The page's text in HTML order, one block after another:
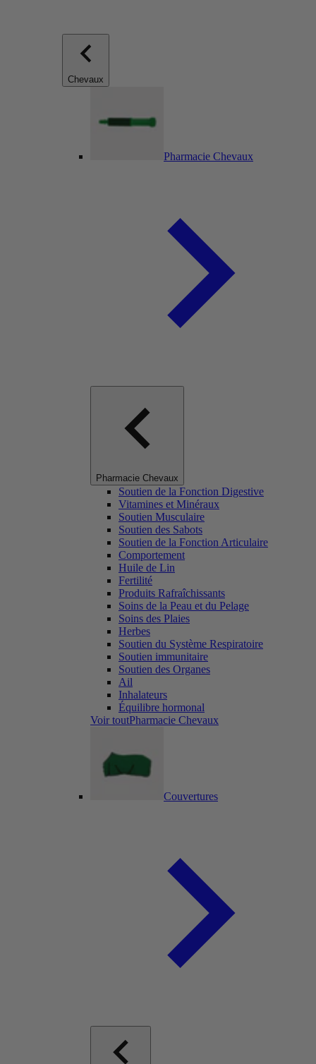
Chevaux
Pharmacie Chevaux
Pharmacie Chevaux
Soutien de la Fonction Digestive
Vitamines et Minéraux
Soutien Musculaire
Soutien des Sabots
Soutien de la Fonction Articulaire
Comportement
Huile de Lin
Fertilité
Produits Rafraîchissants
Soins de la Peau et du Pelage
Soins des Plaies
Herbes
Soutien du Système Respiratoire
Soutien immunitaire
Soutien des Organes
Ail
Inhalateurs
Équilibre hormonal
Voir toutPharmacie Chevaux
Couvertures